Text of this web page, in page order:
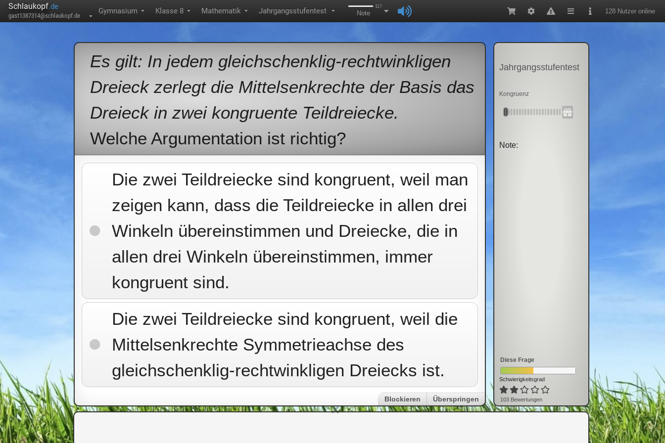
Schlaukopf.de
gast1387314@schlaukopf.de ▼
Gymnasium ▼ Klasse 8 ▼ Mathematik ▼ Jahrgangsstufentest ▼
117
Note 128 Nutzer online
Es gilt: In jedem gleichschenklig-rechtwinkligen
Dreieck zerlegt die Mittelsenkrechte der Basis das
Dreieck in zwei kongruente Teildreiecke.
Welche Argumentation ist richtig?
Die zwei Teildreiecke sind kongruent, weil man
zeigen kann, dass die Teildreiecke in allen drei
Winkeln übereinstimmen und Dreiecke, die in
allen drei Winkeln übereinstimmen, immer
kongruent sind.
Die zwei Teildreiecke sind kongruent, weil die
Mittelsenkrechte Symmetrieachse des
gleichschenklig-rechtwinkligen Dreiecks ist.
Blockieren Überspringen
Jahrgangsstufentest
Kongruenz
Note:
Diese Frage
Schwierigkeitsgrad
103 Bewertungen